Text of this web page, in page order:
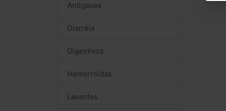
Antigases
Diarréia
Digestivos
Hemorróidas
Laxantes